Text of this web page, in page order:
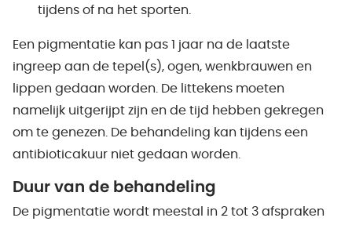
tijdens of na het sporten.
Een pigmentatie kan pas 1 jaar na de laatste
ingreep aan de tepel(s), ogen, wenkbrauwen en
lippen gedaan worden. De littekens moeten
namelijk uitgerijpt zijn en de tijd hebben gekregen
om te genezen. De behandeling kan tijdens een
antibioticakuur niet gedaan worden.
Duur van de behandeling
De pigmentatie wordt meestal in 2 tot 3 afspraken